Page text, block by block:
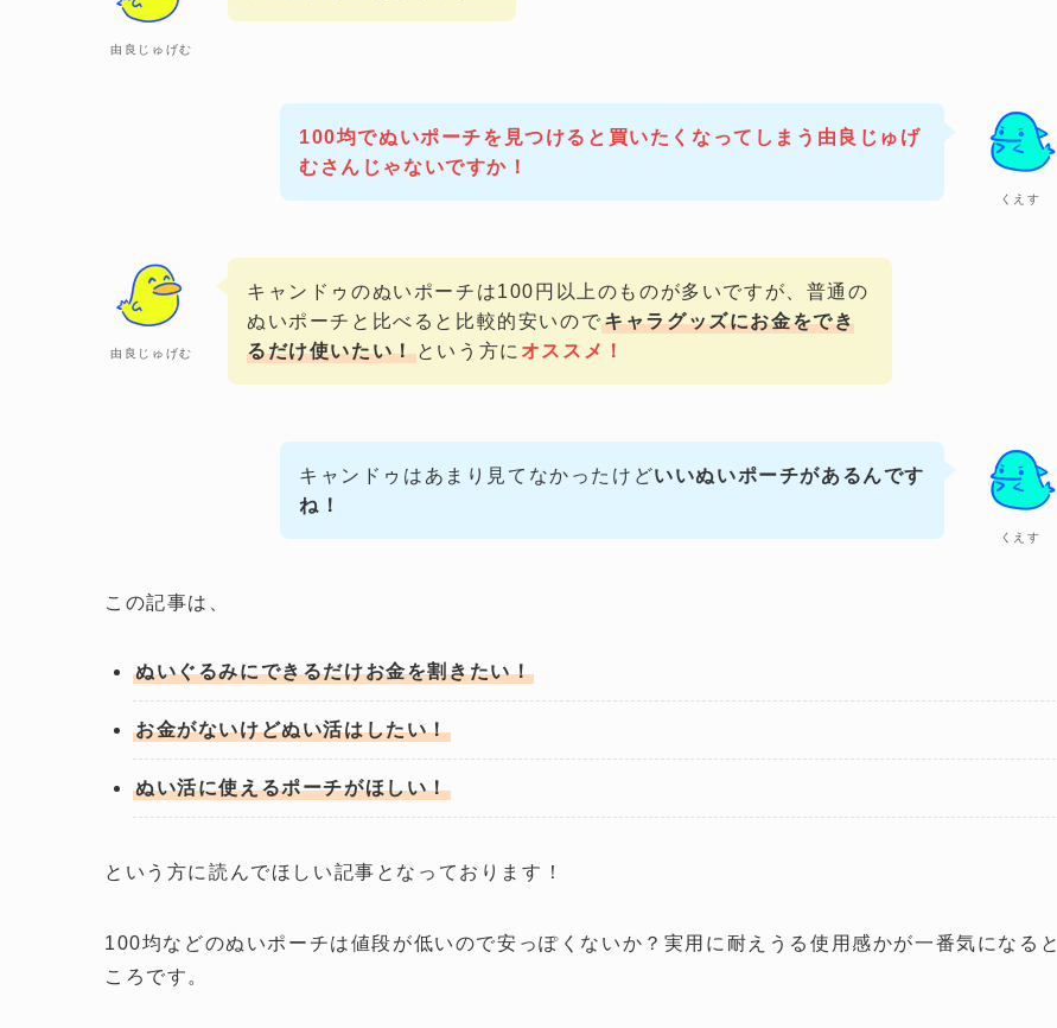
由良じゅげむ
くえす
100均でぬいポーチを見つけると買いたくなってしまう由良じゅげ
むさんじゃないですか！
由良じゅげむ
キャンドゥのぬいポーチは100円以上のものが多いですが、普通の
ぬいポーチと比べると比較的安いのでキャラグッズにお金をでき
るだけ使いたい！という方に オススメ！
くえす
キャンドゥはあまり見てなかったけどいいぬいポーチがあるんです
ね！
この記事は、
ぬいぐるみにできるだけお金を割きたい！
お金がないけどぬい活はしたい！
ぬい活に使えるポーチがほしい！
という方に読んでほしい記事となっております！
100均などのぬいポーチは値段が低いので安っぽくないか？実用に耐えうる使用感かが一番気になると
ころです。